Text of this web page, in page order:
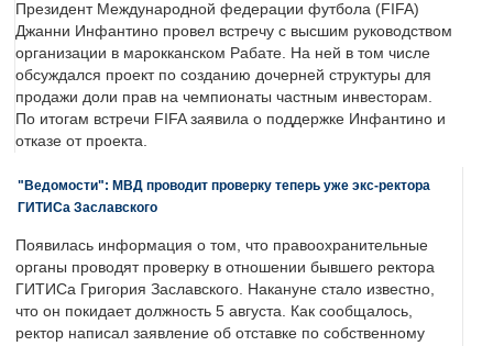
Президент Международной федерации футбола (FIFA)
Джанни Инфантино провел встречу с высшим руководством
организации в марокканском Рабате. На ней в том числе
обсуждался проект по созданию дочерней структуры для
продажи доли прав на чемпионаты частным инвесторам.
По итогам встречи FIFA заявила о поддержке Инфантино и
отказе от проекта.
"Ведомости": МВД проводит проверку теперь уже экс-ректора
ГИТИСа Заславского
Появилась информация о том, что правоохранительные
органы проводят проверку в отношении бывшего ректора
ГИТИСа Григория Заславского. Накануне стало известно,
что он покидает должность 5 августа. Как сообщалось,
ректор написал заявление об отставке по собственному